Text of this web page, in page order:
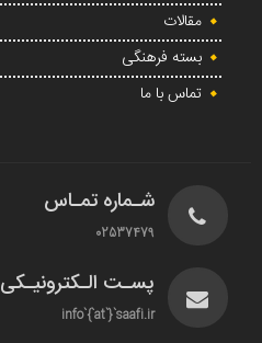
مقالات
بسته فرهنگی
تماس با ما
شـماره تمـاس
02537479
پسـت الـکترونیـکی
info`{`at`}`saafi.ir